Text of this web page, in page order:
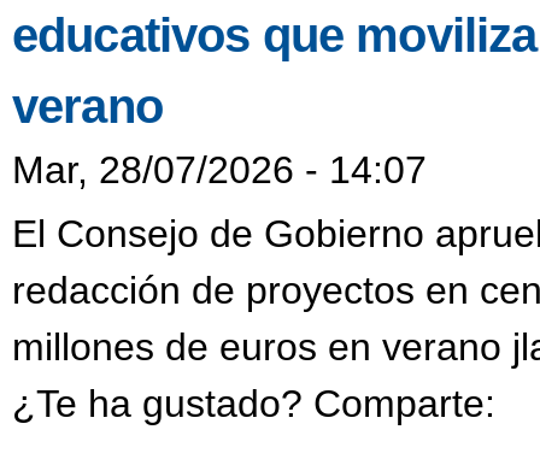
educativos que
verano
Mar, 28/07/2026 - 14:07
El Consejo de Gobierno
redacción de proyectos en
millones de euros en verano
¿Te ha gustado? Comparte: